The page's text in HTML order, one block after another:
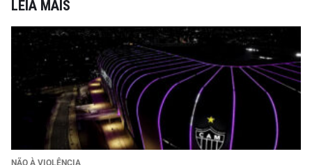
LEIA MAIS
NÃO À VIOLÊNCIA